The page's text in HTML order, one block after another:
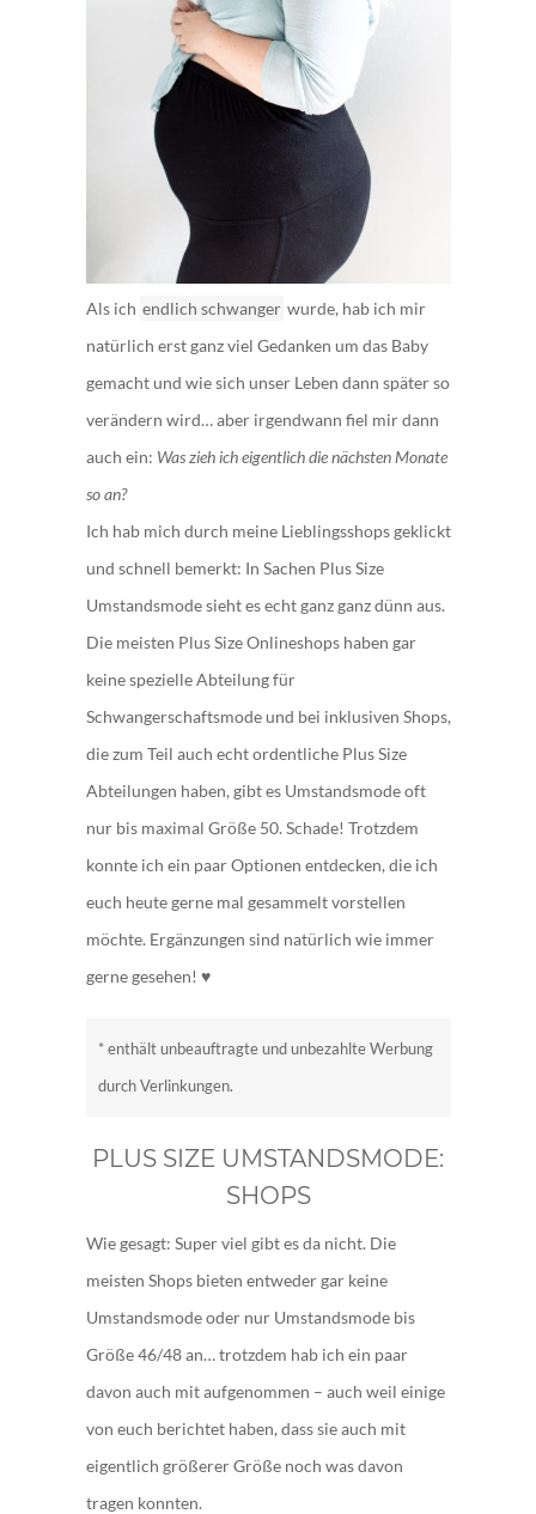
Als ich endlich schwanger wurde, hab ich mir
natürlich erst ganz viel Gedanken um das Baby
gemacht und wie sich unser Leben dann später so
verändern wird… aber irgendwann fiel mir dann
auch ein: Was zieh ich eigentlich die nächsten Monate
so an?
Ich hab mich durch meine Lieblingsshops geklickt
und schnell bemerkt: In Sachen Plus Size
Umstandsmode sieht es echt ganz ganz dünn aus.
Die meisten Plus Size Onlineshops haben gar
keine spezielle Abteilung für
Schwangerschaftsmode und bei inklusiven Shops,
die zum Teil auch echt ordentliche Plus Size
Abteilungen haben, gibt es Umstandsmode oft
nur bis maximal Größe 50. Schade! Trotzdem
konnte ich ein paar Optionen entdecken, die ich
euch heute gerne mal gesammelt vorstellen
möchte. Ergänzungen sind natürlich wie immer
gerne gesehen! ♥
* enthält unbeauftragte und unbezahlte Werbung
durch Verlinkungen.
PLUS SIZE UMSTANDSMODE:
SHOPS
Wie gesagt: Super viel gibt es da nicht. Die
meisten Shops bieten entweder gar keine
Umstandsmode oder nur Umstandsmode bis
Größe 46/48 an… trotzdem hab ich ein paar
davon auch mit aufgenommen – auch weil einige
von euch berichtet haben, dass sie auch mit
eigentlich größerer Größe noch was davon
tragen konnten.